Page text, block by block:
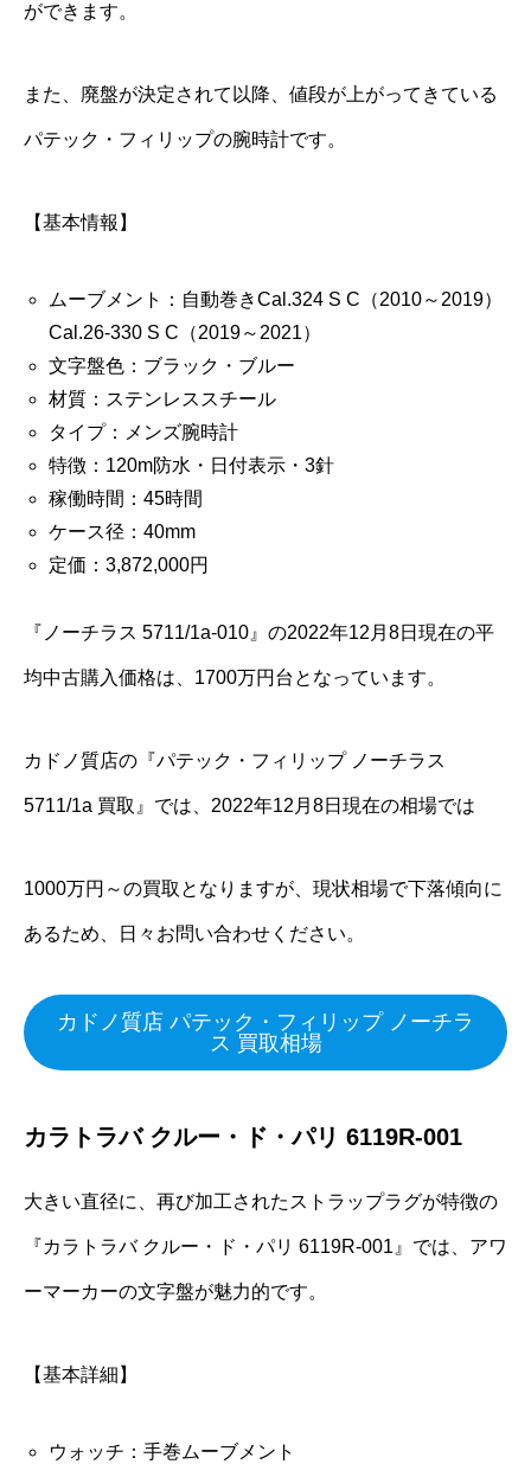
ができます。
また、廃盤が決定されて以降、値段が上がってきている
パテック・フィリップの腕時計です。
【基本情報】
ムーブメント：自動巻きCal.324 S C（2010～2019）
Cal.26‑330 S C（2019～2021）
文字盤色：ブラック・ブルー
材質：ステンレススチール
タイプ：メンズ腕時計
特徴：120m防水・日付表示・3針
稼働時間：45時間
ケース径：40mm
定価：3,872,000円
『ノーチラス 5711/1a-010』の2022年12月8日現在の平
均中古購入価格は、1700万円台となっています。
カドノ質店の『パテック・フィリップ ノーチラス
5711/1a 買取』では、2022年12月8日現在の相場では
1000万円～の買取となりますが、現状相場で下落傾向に
あるため、日々お問い合わせください。
カドノ質店 パテック・フィリップ ノーチラ
ス 買取相場
カラトラバ クルー・ド・パリ 6119R-001
大きい直径に、再び加工されたストラップラグが特徴の
『カラトラバ クルー・ド・パリ 6119R-001』では、アワ
ーマーカーの文字盤が魅力的です。
【基本詳細】
ウォッチ：手巻ムーブメント